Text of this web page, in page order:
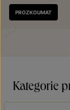
Nově
v prodeji
PROZKOUMAT
Kategorie